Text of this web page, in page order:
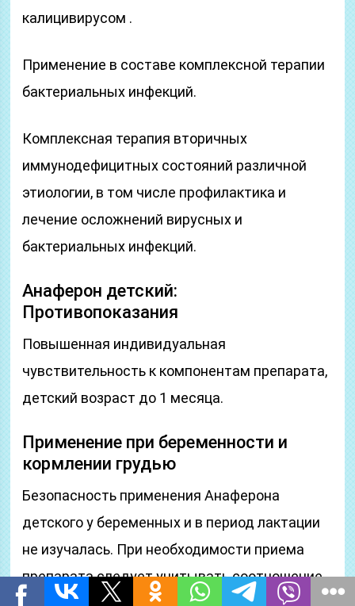
калицивирусом .
Применение в составе комплексной терапии
бактериальных инфекций.
Комплексная терапия вторичных
иммунодефицитных состояний различной
этиологии, в том числе профилактика и
лечение осложнений вирусных и
бактериальных инфекций.
Анаферон детский:
Противопоказания
Повышенная индивидуальная
чувствительность к компонентам препарата,
детский возраст до 1 месяца.
Применение при беременности и
кормлении грудью
Безопасность применения Анаферона
детского у беременных и в период лактации
не изучалась. При необходимости приема
препарата следует учитывать соотношение